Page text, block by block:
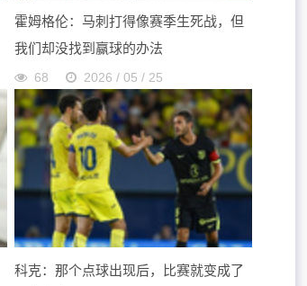
霍姆格伦：马刺打得像赛季生死战，但
我们却没找到赢球的办法
68 2026 / 05 / 25
科克：那个点球出现后，比赛就变成了